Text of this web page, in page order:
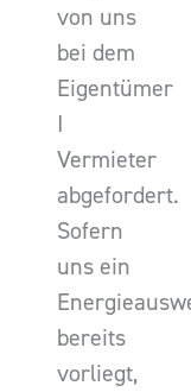
von uns
bei dem
Eigentümer
I
Vermieter
abgefordert.
Sofern
uns ein
bereits
vorliegt,